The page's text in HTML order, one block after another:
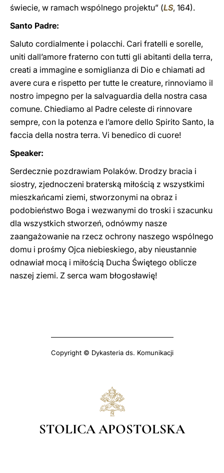
świecie, w ramach wspólnego projektu” (LS, 164).
Santo Padre:
Saluto cordialmente i polacchi. Cari fratelli e sorelle,
uniti dall’amore fraterno con tutti gli abitanti della terra,
creati a immagine e somiglianza di Dio e chiamati ad
avere cura e rispetto per tutte le creature, rinnoviamo il
nostro impegno per la salvaguardia della nostra casa
comune. Chiediamo al Padre celeste di rinnovare
sempre, con la potenza e l’amore dello Spirito Santo, la
faccia della nostra terra. Vi benedico di cuore!
Speaker:
Serdecznie pozdrawiam Polaków. Drodzy bracia i
siostry, zjednoczeni braterską miłością z wszystkimi
mieszkańcami ziemi, stworzonymi na obraz i
podobieństwo Boga i wezwanymi do troski i szacunku
dla wszystkich stworzeń, odnówmy nasze
zaangażowanie na rzecz ochrony naszego wspólnego
domu i prośmy Ojca niebieskiego, aby nieustannie
odnawiał mocą i miłością Ducha Świętego oblicze
naszej ziemi. Z serca wam błogosławię!
Copyright © Dykasteria ds. Komunikacji
STOLICA APOSTOLSKA